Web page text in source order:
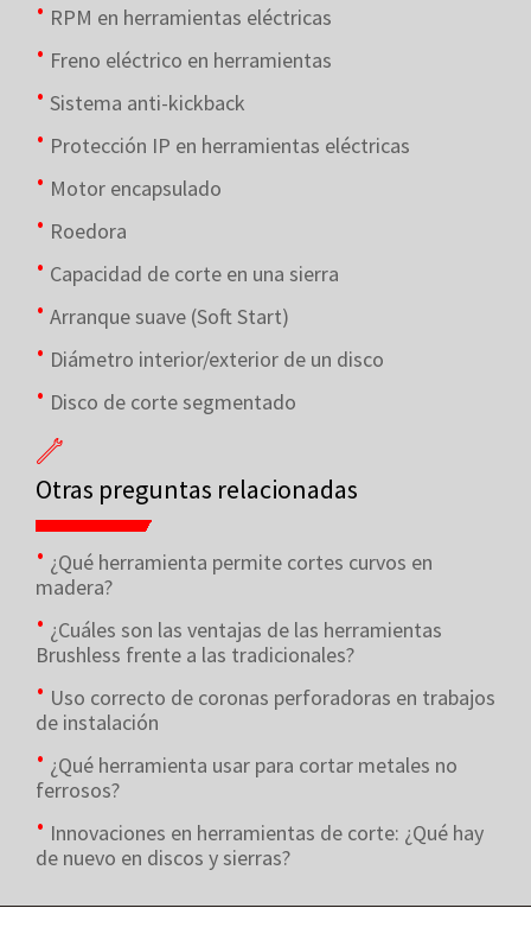
RPM en herramientas eléctricas
Freno eléctrico en herramientas
Sistema anti-kickback
Protección IP en herramientas eléctricas
Motor encapsulado
Roedora
Capacidad de corte en una sierra
Arranque suave (Soft Start)
Diámetro interior/exterior de un disco
Disco de corte segmentado
Otras preguntas relacionadas
¿Qué herramienta permite cortes curvos en
madera?
¿Cuáles son las ventajas de las herramientas
Brushless frente a las tradicionales?
Uso correcto de coronas perforadoras en trabajos
de instalación
¿Qué herramienta usar para cortar metales no
ferrosos?
Innovaciones en herramientas de corte: ¿Qué hay
de nuevo en discos y sierras?